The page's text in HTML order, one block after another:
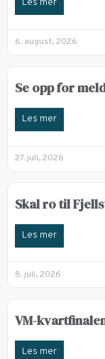
Les mer
6. august, 2026
Se opp for
Les mer
27. juli, 2026
Skal ro til
Les mer
8. juli, 2026
VM-
Les mer